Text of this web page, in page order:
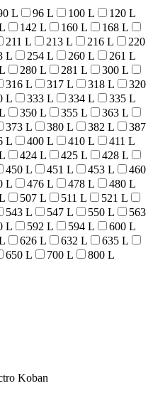
L 96 L 100 L
120 L
142 L 160 L
168 L
211 L 213 L 216 L
220
L 254 L 260 L
261 L
280 L 281 L
300 L
316 L 317 L 318 L
320
L 333 L 334 L
335 L
350 L 355 L
363 L
373 L 380 L 382 L
387
L 400 L 410 L
411 L
424 L 425 L
428 L
450 L 451 L 453 L
460
L 476 L 478 L
480 L
507 L 511 L
521 L
543 L 547 L 550 L
563
L 592 L 594 L
600 L
626 L 632 L
635 L
650 L 700 L 800 L
Koban